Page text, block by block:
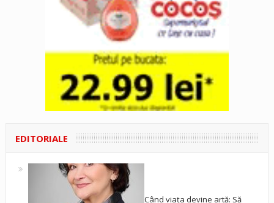
EDITORIALE
Când viața devine artă: Să